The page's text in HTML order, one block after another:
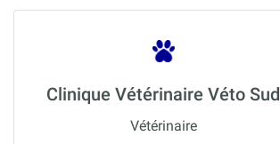
Clinique Vétérinaire Véto Sud
Vétérinaire